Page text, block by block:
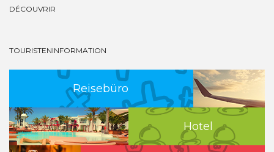
DÉCOUVRIR
TOURISTENINFORMATION
Reisebüro
Hotel